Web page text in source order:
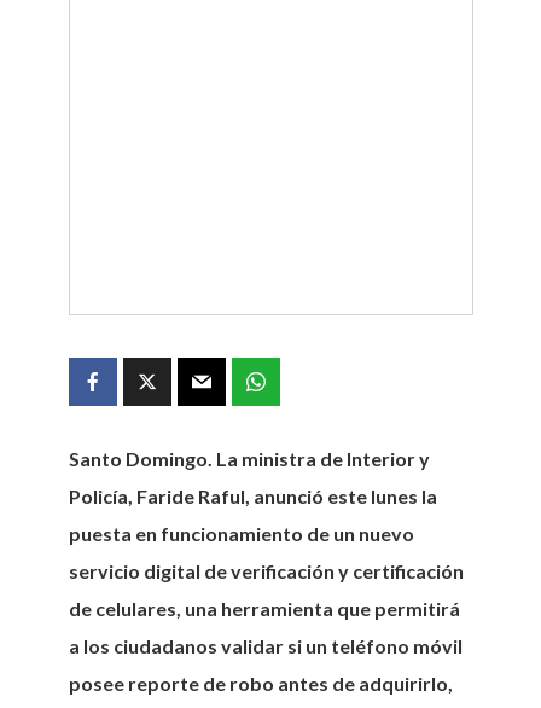
Santo Domingo. La ministra de Interior y
Policía, Faride Raful, anunció este lunes la
puesta en funcionamiento de un nuevo
servicio digital de verificación y certificación
de celulares, una herramienta que permitirá
a los ciudadanos validar si un teléfono móvil
posee reporte de robo antes de adquirirlo,